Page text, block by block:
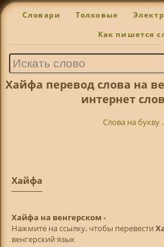
Словари Толковые
Как пишется
Хайфа перевод слова на
интернет
Слова на букву
Хайфа
Хайфа на венгерском -
Нажмите на ссылку, чтобы перевести
венгерский язык